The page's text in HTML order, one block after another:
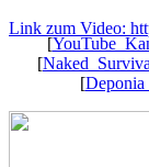
Link zum Video:
[
[
[